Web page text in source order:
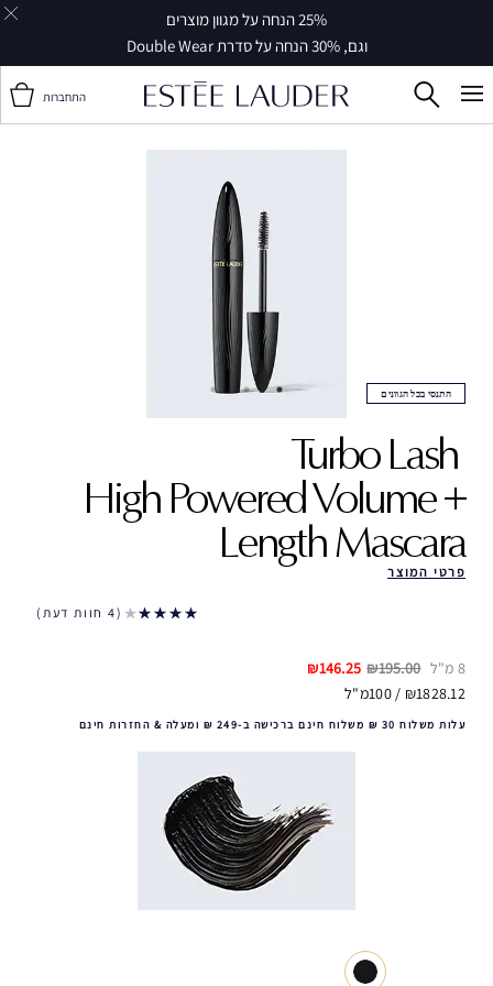
25% הנחה על מגוון מוצרים
וגם, 30% הנחה על סדרת Double Wear
התחברות
התנסי בכל הגוונים
Turbo Lash ‎
High Powered Volume +
Length Mascara
פרטי המוצר
4 חוות דעת
8 מ"ל ₪195.00
₪146.25
₪1828.12 / 100מ"ל
עלות משלוח 30 ₪ משלוח חינם ברכישה ב-249 ₪ ומעלה & החזרות חינם